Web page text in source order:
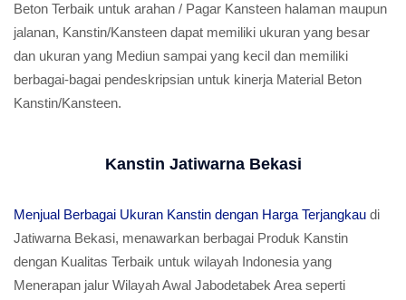
Beton Terbaik untuk arahan / Pagar Kansteen halaman maupun
jalanan, Kanstin/Kansteen dapat memiliki ukuran yang besar
dan ukuran yang Mediun sampai yang kecil dan memiliki
berbagai-bagai pendeskripsian untuk kinerja Material Beton
Kanstin/Kansteen.
Kanstin Jatiwarna Bekasi
Menjual Berbagai Ukuran Kanstin dengan Harga Terjangkau di
Jatiwarna Bekasi, menawarkan berbagai Produk Kanstin
dengan Kualitas Terbaik untuk wilayah Indonesia yang
Menerapan jalur Wilayah Awal Jabodetabek Area seperti